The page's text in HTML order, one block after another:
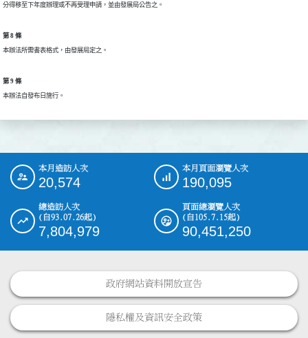
分得移至下年度辦理或不再受理申請，並由發展局公告之。
第 8 條
本辦法所需書表格式，由發展局定之。
第 9 條
本辦法自發布日施行。
::: 本月造訪人次
20,574
本月頁面瀏覽人次
190,095
總造訪人次
(自93.07.26起)
7,804,979
頁面總瀏覽人次
(自105.7.15起)
90,451,250
政府網站資料開放宣告
隱私權及資訊安全政策